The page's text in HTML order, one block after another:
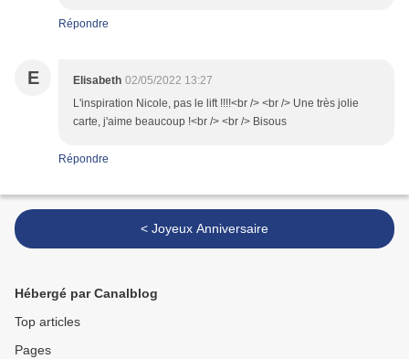
Répondre
E Elisabeth 02/05/2022 13:27
L'inspiration Nicole, pas le lift !!!!<br /> <br /> Une très jolie
carte, j'aime beaucoup !<br /> <br /> Bisous
Répondre
< Joyeux Anniversaire
Hébergé par Canalblog
Top articles
Pages